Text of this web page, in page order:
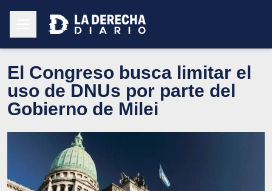
El Congreso busca limitar el
uso de DNUs por parte del
Gobierno de Milei